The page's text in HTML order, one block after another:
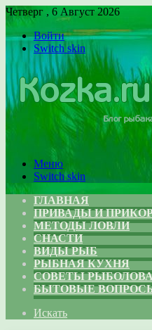
Четверг , 6 Август 2026
Войти
Switch skin
Меню
Switch skin
ГЛАВНАЯ
ПРИВАДЫ И
МЕТОДЫ ЛОВЛИ
СНАСТИ
ВИДЫ РЫБ
РЫБНАЯ КУХНЯ
СОВЕТЫ
БЫТОВЫЕ
Искать